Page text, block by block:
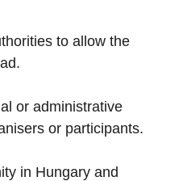
to allow the
or administrative
or participants.
in Hungary and